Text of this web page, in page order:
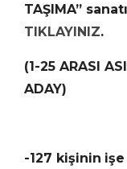
TAŞIMA”
TIKLAYINIZ.
(1-25 ARASI
ADAY)
-127 kişinin işe